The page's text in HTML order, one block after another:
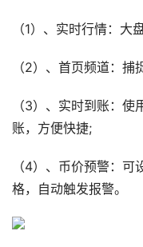
（1）、实时行情：
（2）、首页频道：
（3）、实时到账：
账，方便快捷;
（4）、币价预警：
格，自动触发报警。